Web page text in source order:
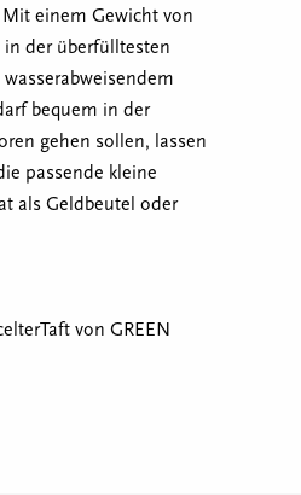
einem Gewicht von
der überfülltesten
bequem in der
gehen sollen, lassen
passende kleine
als Geldbeutel oder
von GREEN